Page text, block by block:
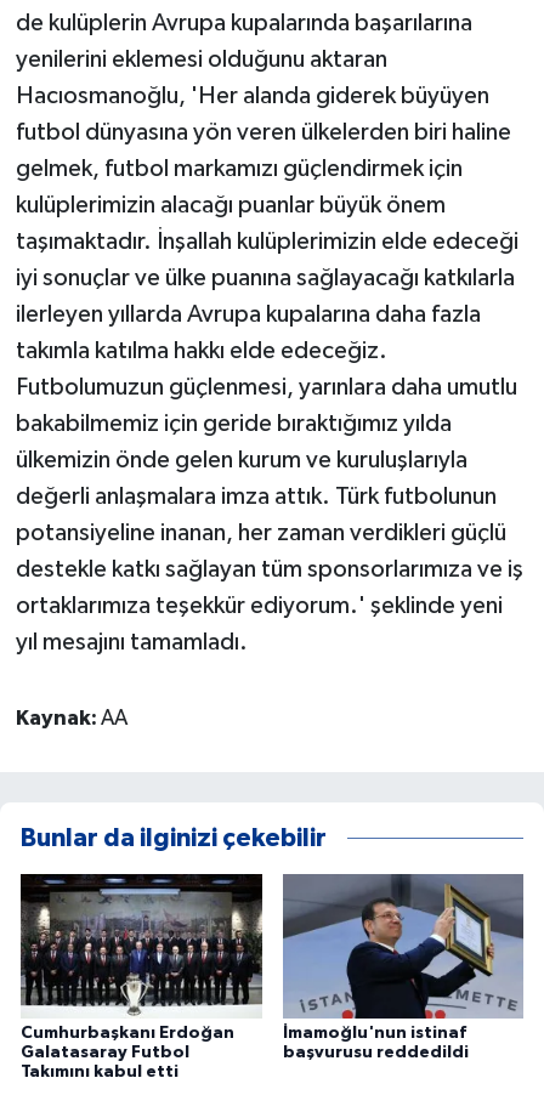
de kulüplerin Avrupa kupalarında başarılarına
yenilerini eklemesi olduğunu aktaran
Hacıosmanoğlu, 'Her alanda giderek büyüyen
futbol dünyasına yön veren ülkelerden biri haline
gelmek, futbol markamızı güçlendirmek için
kulüplerimizin alacağı puanlar büyük önem
taşımaktadır. İnşallah kulüplerimizin elde edeceği
iyi sonuçlar ve ülke puanına sağlayacağı katkılarla
ilerleyen yıllarda Avrupa kupalarına daha fazla
takımla katılma hakkı elde edeceğiz.
Futbolumuzun güçlenmesi, yarınlara daha umutlu
bakabilmemiz için geride bıraktığımız yılda
ülkemizin önde gelen kurum ve kuruluşlarıyla
değerli anlaşmalara imza attık. Türk futbolunun
potansiyeline inanan, her zaman verdikleri güçlü
destekle katkı sağlayan tüm sponsorlarımıza ve iş
ortaklarımıza teşekkür ediyorum.' şeklinde yeni
yıl mesajını tamamladı.
Kaynak: AA
Bunlar da ilginizi çekebilir
Cumhurbaşkanı Erdoğan
Galatasaray Futbol
Takımını kabul etti
İmamoğlu'nun istinaf
başvurusu reddedildi